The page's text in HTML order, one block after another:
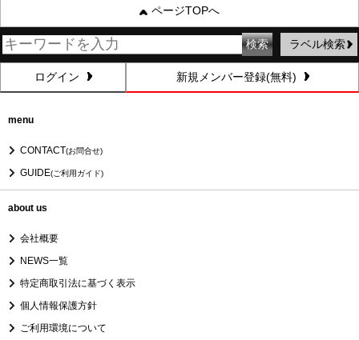
ページTOPへ
ラベル検索
ログイン 新規メンバー登録(無料)
menu
CONTACT(お問合せ)
GUIDE(ご利用ガイド)
about us
会社概要
NEWS一覧
特定商取引法に基づく表示
個人情報保護方針
ご利用環境について